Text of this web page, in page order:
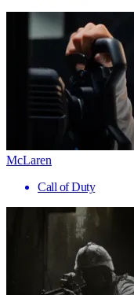
McLaren
Call of Duty